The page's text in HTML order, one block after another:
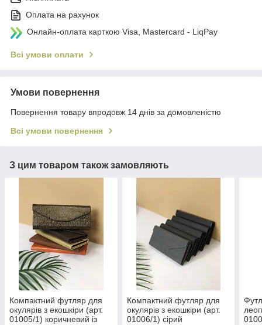
Оплата на рахунок
Онлайн-оплата карткою Visa, Mastercard - LiqPay
Всі умови оплати
Умови повернення
Повернення товару впродовж 14 днів за домовленістю
Всі умови повернення
З цим товаром також замовляють
Компактний футляр для
окулярів з екошкіри (арт.
01005/1) коричневий із
Компактний футляр для
окулярів з екошкіри (арт.
01006/1) сірий